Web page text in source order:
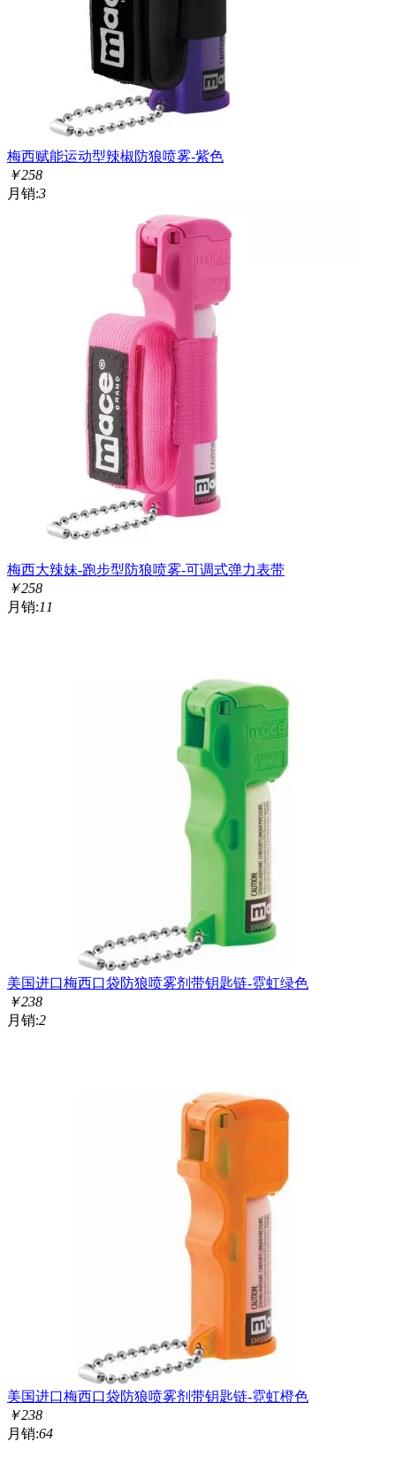
梅西赋能运动型辣椒防狼喷雾-紫色
￥258
月销:3
梅西大辣妹-跑步型防狼喷雾-可调式弹力表带
￥258
月销:11
美国进口梅西口袋防狼喷雾剂带钥匙链-霓虹绿色
￥238
月销:2
美国进口梅西口袋防狼喷雾剂带钥匙链-霓虹橙色
￥238
月销:64